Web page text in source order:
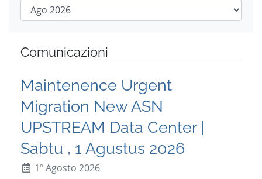
Comunicazioni
Maintenence Urgent
Migration New ASN
UPSTREAM Data Center |
Sabtu , 1 Agustus 2026
1º Agosto 2026